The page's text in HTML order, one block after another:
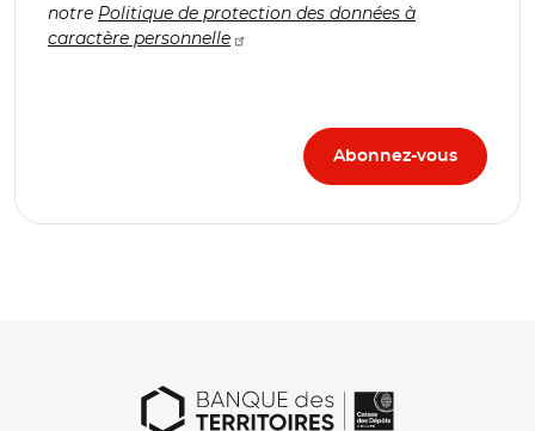
notre Politique de protection des données à
caractère personnelle